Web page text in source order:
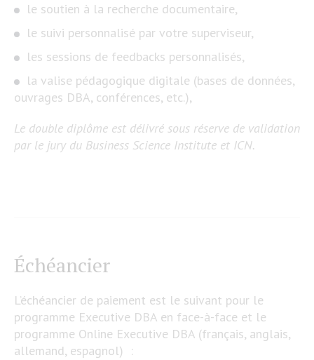
le soutien à la recherche documentaire,
le suivi personnalisé par votre superviseur,
les sessions de feedbacks personnalisés,
la valise pédagogique digitale (bases de données,
ouvrages DBA, conférences, etc.),
Le double diplôme est délivré sous réserve de validation
par le jury du Business Science Institute et ICN.
Échéancier
L’échéancier de paiement est le suivant pour le
programme Executive DBA en face-à-face et le
programme Online Executive DBA (français, anglais,
allemand, espagnol) :